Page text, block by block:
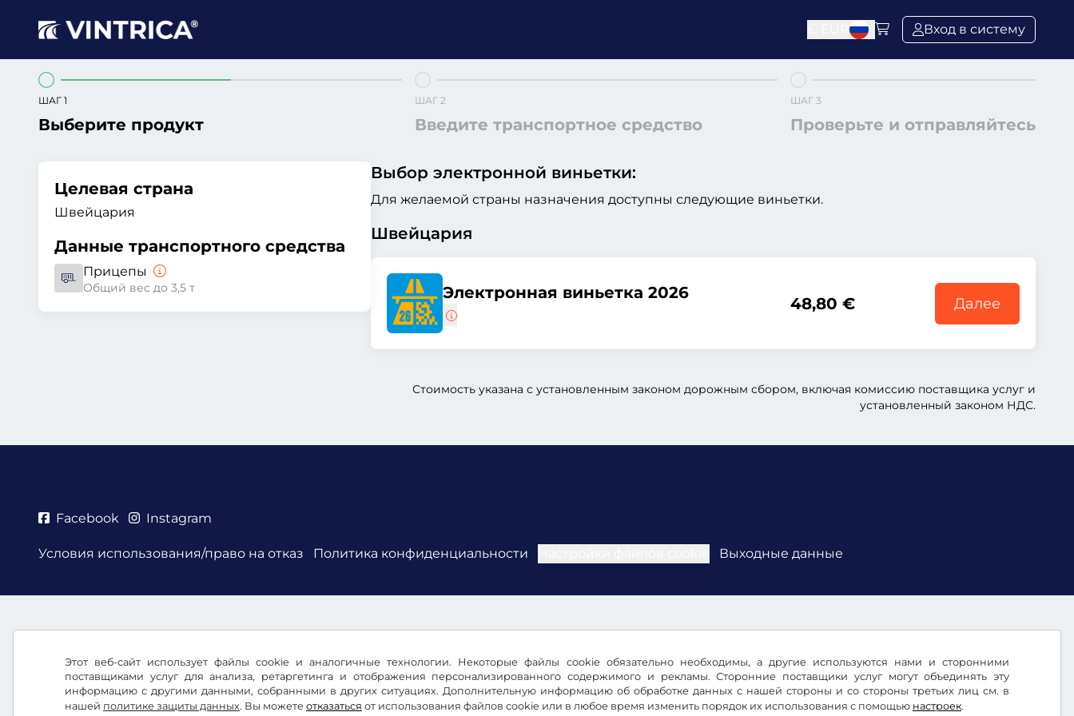
Этот веб-сайт использует файлы cookie и аналогичные технологии. Некоторые файлы cookie обязательно необходимы, а другие используются нами и сторонними
поставщиками услуг для анализа, ретаргетинга и отображения персонализированного содержимого и рекламы. Сторонние поставщики услуг могут объединять эту
информацию с другими данными, собранными в других ситуациях. Дополнительную информацию об обработке данных с нашей стороны и со стороны третьих лиц см. в
нашей политике защиты данных. Вы можете отказаться от использования файлов cookie или в любое время изменить порядок их использования с помощью настроек.
Вход в систему
ШАГ 1
Выберите продукт
ШАГ 2
Введите транспортное средство
ШАГ 3
Проверьте и отправляйтесь
Целевая страна
Швейцария
Данные транспортного средства
Прицепы
Общий вес до 3,5 т
Выбор электронной виньетки:
Для желаемой страны назначения доступны следующие виньетки.
Швейцария
Электронная виньетка 2026
48,80 € Далее
Стоимость указана с установленным законом дорожным сбором, включая комиссию поставщика услуг и
установленный законом НДС.
Facebook Instagram
Условия использования/право на отказ Политика конфиденциальности Выходные данные